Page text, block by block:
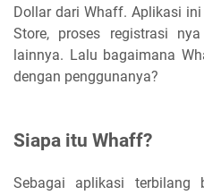
Dollar dari Whaff. Aplikasi
Store, proses registrasi
lainnya. Lalu bagaimana
dengan penggunanya?
Siapa itu Whaff?
Sebagai aplikasi terbilang